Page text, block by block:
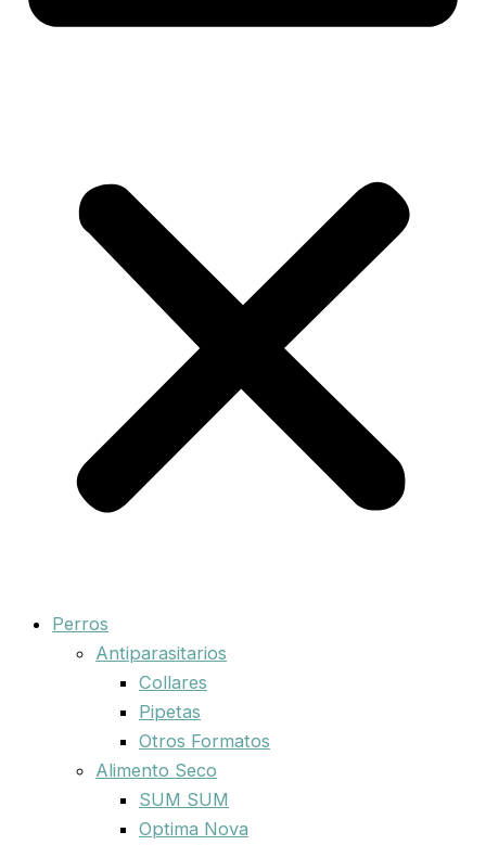
Perros
Antiparasitarios
Collares
Pipetas
Otros Formatos
Alimento Seco
SUM SUM
Optima Nova